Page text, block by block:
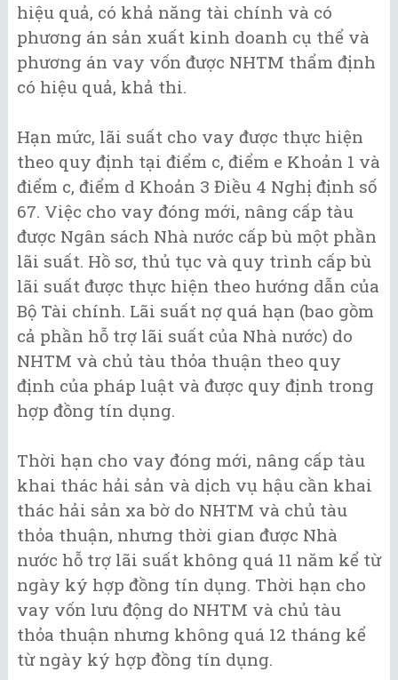
hiệu quả, có khả năng tài chính và có
phương án sản xuất kinh doanh cụ thể và
phương án vay vốn được NHTM thẩm định
có hiệu quả, khả thi.
Hạn mức, lãi suất cho vay được thực hiện
theo quy định tại điểm c, điểm e Khoản 1 và
điểm c, điểm d Khoản 3 Điều 4 Nghị định số
67. Việc cho vay đóng mới, nâng cấp tàu
được Ngân sách Nhà nước cấp bù một phần
lãi suất. Hồ sơ, thủ tục và quy trình cấp bù
lãi suất được thực hiện theo hướng dẫn của
Bộ Tài chính. Lãi suất nợ quá hạn (bao gồm
cả phần hỗ trợ lãi suất của Nhà nước) do
NHTM và chủ tàu thỏa thuận theo quy
định của pháp luật và được quy định trong
hợp đồng tín dụng.
Thời hạn cho vay đóng mới, nâng cấp tàu
khai thác hải sản và dịch vụ hậu cần khai
thác hải sản xa bờ do NHTM và chủ tàu
thỏa thuận, nhưng thời gian được Nhà
nước hỗ trợ lãi suất không quá 11 năm kể từ
ngày ký hợp đồng tín dụng. Thời hạn cho
vay vốn lưu động do NHTM và chủ tàu
thỏa thuận nhưng không quá 12 tháng kể
từ ngày ký hợp đồng tín dụng.